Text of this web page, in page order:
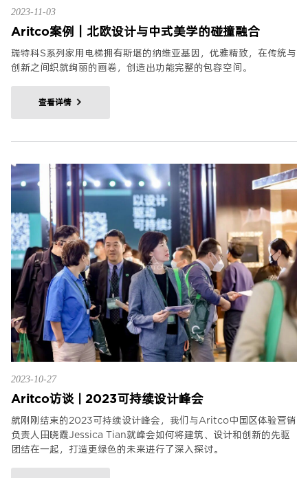
2023-11-03
Aritco案例｜北欧设计与中式美学的碰撞融合
瑞特科S系列家用电梯拥有斯堪的纳维亚基因，优雅精致，在传统与
创新之间织就绚丽的画卷，创造出功能完整的包容空间。
查看详情
2023-10-27
Aritco访谈 | 2023可持续设计峰会
就刚刚结束的2023可持续设计峰会，我们与Aritco中国区体验营销
负责人田晓霞Jessica Tian就峰会如何将建筑、设计和创新的先驱
团结在一起，打造更绿色的未来进行了深入探讨。